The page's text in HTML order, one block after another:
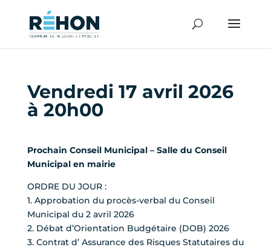
Vendredi 17 avril 2026
à 20h00
Prochain Conseil Municipal – Salle du Conseil
Municipal en mairie
ORDRE DU JOUR :
1. Approbation du procès-verbal du Conseil
Municipal du 2 avril 2026
2. Débat d’Orientation Budgétaire (DOB) 2026
3. Contrat d’ Assurance des Risques Statutaires du